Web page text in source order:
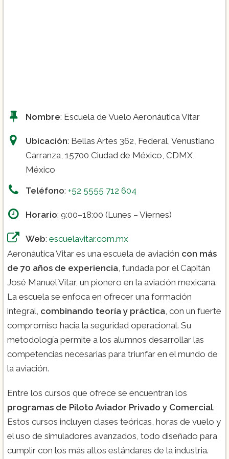
Nombre: Escuela de Vuelo Aeronáutica Vitar
Ubicación: Bellas Artes 362, Federal, Venustiano
Carranza, 15700 Ciudad de México, CDMX,
México
Teléfono: +52 5555 712 604
Horario: 9:00–18:00 (Lunes – Viernes)
Web: escuelavitar.com.mx
Aeronáutica Vitar es una escuela de aviación con más
de 70 años de experiencia, fundada por el Capitán
José Manuel Vitar, un pionero en la aviación mexicana.
La escuela se enfoca en ofrecer una formación
integral, combinando teoría y práctica, con un fuerte
compromiso hacia la seguridad operacional. Su
metodología permite a los alumnos desarrollar las
competencias necesarias para triunfar en el mundo de
la aviación.
Entre los cursos que ofrece se encuentran los
programas de Piloto Aviador Privado y Comercial.
Estos cursos incluyen clases teóricas, horas de vuelo y
el uso de simuladores avanzados, todo diseñado para
cumplir con los más altos estándares de la industria.